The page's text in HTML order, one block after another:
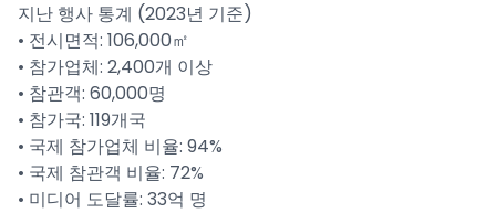
지난 행사 통계 (2023년 기준)
• 전시면적: 106,000㎡
• 참가업체: 2,400개 이상
• 참관객: 60,000명
• 참가국: 119개국
• 국제 참가업체 비율: 94%
• 국제 참관객 비율: 72%
• 미디어 도달률: 33억 명